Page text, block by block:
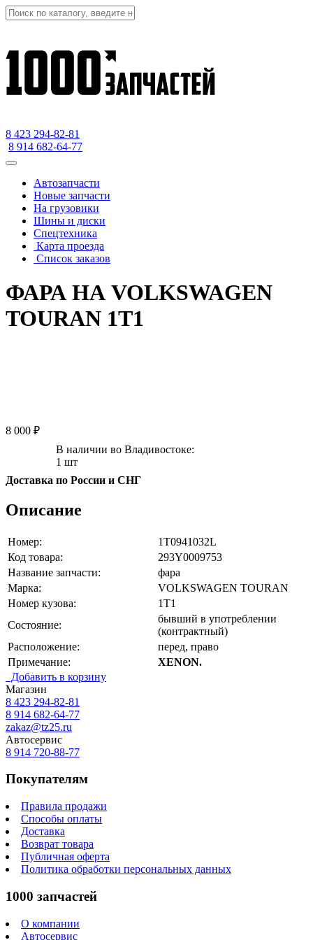
8 423 294-82-81
8 914 682-64-77
Автозапчасти
Новые запчасти
На грузовики
Шины и диски
Спецтехника
Карта проезда
Список заказов
ФАРА НА VOLKSWAGEN
TOURAN 1T1
8 000 ₽
В наличии во Владивостоке:
1 шт
Доставка по России и СНГ
Описание
Номер:
1T0941032L
Код товара:
293Y0009753
Название запчасти:
фара
Марка:
VOLKSWAGEN TOURAN
Номер кузова:
1T1
Состояние:
бывший в употреблении
(контрактный)
Расположение:
перед, право
Примечание:
XENON.
Добавить в корзину
Магазин
8 423 294-82-81
8 914 682-64-77
zakaz@tz25.ru
Автосервис
8 914 720-88-77
Покупателям
Правила продажи
Способы оплаты
Доставка
Возврат товара
Публичная оферта
Политика обработки персональных данных
1000 запчастей
О компании
Автосервис